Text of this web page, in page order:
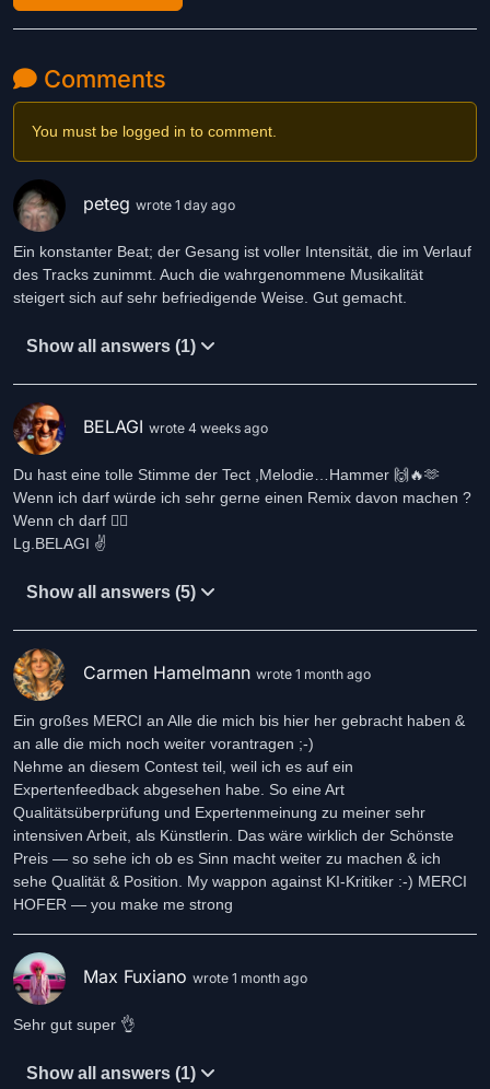
Comments
You must be logged in to comment.
peteg wrote 1 day ago
Ein konstanter Beat; der Gesang ist voller Intensität, die im Verlauf
des Tracks zunimmt. Auch die wahrgenommene Musikalität
steigert sich auf sehr befriedigende Weise. Gut gemacht.
Show all answers (1)
BELAGI wrote 4 weeks ago
Du hast eine tolle Stimme der Tect ,Melodie…Hammer 🙌🔥🫶
Wenn ich darf würde ich sehr gerne einen Remix davon machen ?
Wenn ch darf ❤️‍🔥
Lg.BELAGI ✌️
Show all answers (5)
Carmen Hamelmann wrote 1 month ago
Ein großes MERCI an Alle die mich bis hier her gebracht haben &
an alle die mich noch weiter vorantragen ;-)
Nehme an diesem Contest teil, weil ich es auf ein
Expertenfeedback abgesehen habe. So eine Art
Qualitätsüberprüfung und Expertenmeinung zu meiner sehr
intensiven Arbeit, als Künstlerin. Das wäre wirklich der Schönste
Preis — so sehe ich ob es Sinn macht weiter zu machen & ich
sehe Qualität & Position. My wappon against KI-Kritiker :-) MERCI
HOFER — you make me strong
Max Fuxiano wrote 1 month ago
Sehr gut super 👌
Show all answers (1)